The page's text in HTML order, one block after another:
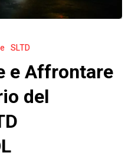
SLTD
e Affrontare
del